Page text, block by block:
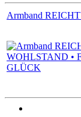
Armband